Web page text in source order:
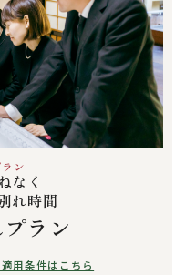
ン
なく
れ時間
ラン
用条件はこちら